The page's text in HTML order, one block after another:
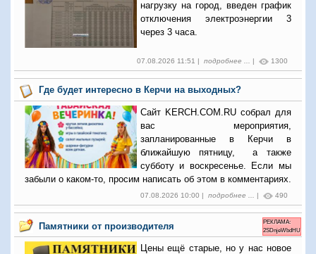
нагрузку на город, введен график
отключения электроэнергии 3
через 3 часа.
07.08.2026 11:51 | подробнее ... | 1300
Где будет интересно в Керчи на выходных?
Сайт KERCH.COM.RU собрал для
вас мероприятия,
запланированные в Керчи в
ближайшую пятницу, а также
субботу и воскресенье. Если мы
забыли о каком-то, просим написать об этом в комментариях.
07.08.2026 10:00 | подробнее ... | 490
Памятники от производителя
РЕКЛАМА:
2SDnjeWbdHU
Цены ещё старые, но у нас новое